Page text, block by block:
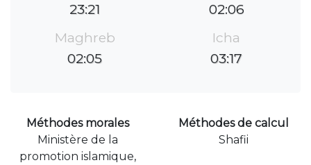
23:21
02:06
Maghreb
02:05
Icha
03:17
Méthodes morales
Ministère de la
promotion islamique,
Méthodes de calcul
Shafii